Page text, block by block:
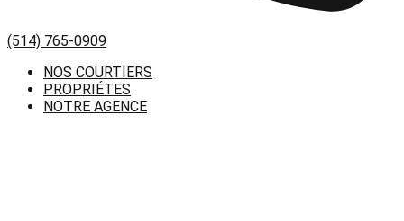
(514) 765-0909
NOS COURTIERS
PROPRIÉTES
NOTRE AGENCE